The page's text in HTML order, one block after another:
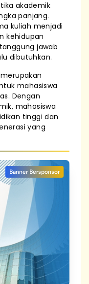
akademik
panjang.
kuliah menjadi
kehidupan
jawab
dibutuhkan.
mahasiswa
Dengan
mahasiswa
tinggi dan
yang
Banner Bersponsor